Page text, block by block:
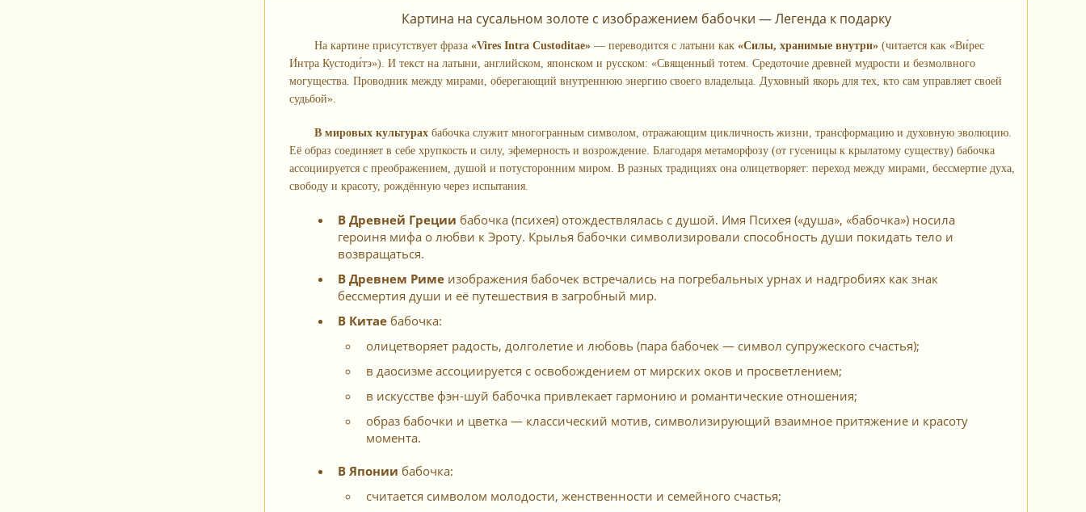
Картина на сусальном золоте с изображением бабочки — Легенда к подарку
На картине присутствует фраза «Vires Intra Custoditae»— переводится с латыни как «Силы, хранимые внутри»(читается как «Ви́рес
И́нтра Кустоди́тэ»). И текст на латыни, английском, японском и русском: «Священный тотем. Средоточие древней мудрости и безмолвного
могущества. Проводник между мирами, оберегающий внутреннюю энергию своего владельца. Духовный якорь для тех, кто сам управляет своей
судьбой».
В мировых культурахбабочка служит многогранным символом, отражающим цикличность жизни, трансформацию и духовную эволюцию.
Её образ соединяет в себе хрупкость и силу, эфемерность и возрождение. Благодаря метаморфозу (от гусеницы к крылатому существу) бабочка
ассоциируется с преображением, душой и потусторонним миром. В разных традициях она олицетворяет: переход между мирами, бессмертие духа,
свободу и красоту, рождённую через испытания.
В Древней Греции бабочка (психея) отождествлялась с душой. Имя Психея («душа», «бабочка») носила
героиня мифа о любви к Эроту. Крылья бабочки символизировали способность души покидать тело и
возвращаться.
В Древнем Риме изображения бабочек встречались на погребальных урнах и надгробиях как знак
бессмертия души и её путешествия в загробный мир.
В Китае бабочка:
олицетворяет радость, долголетие и любовь (пара бабочек — символ супружеского счастья);
в даосизме ассоциируется с освобождением от мирских оков и просветлением;
в искусстве фэн-шуй бабочка привлекает гармонию и романтические отношения;
образ бабочки и цветка — классический мотив, символизирующий взаимное притяжение и красоту
момента.
В Японии бабочка:
считается символом молодости, женственности и семейного счастья;